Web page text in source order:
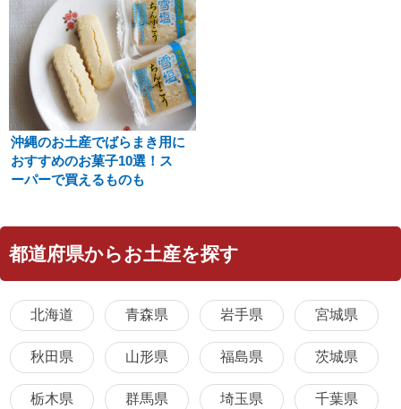
沖縄のお土産でばらまき用に
おすすめのお菓子10選！ス
ーパーで買えるものも
都道府県からお土産を探す
北海道 青森県 岩手県 宮城県
秋田県 山形県 福島県 茨城県
栃木県 群馬県 埼玉県 千葉県